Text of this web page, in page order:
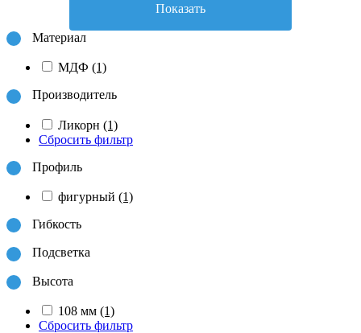
Показать
Материал
МДФ (1)
Производитель
Ликорн (1)
Сбросить фильтр
Профиль
фигурный (1)
Гибкость
Подсветка
Высота
108 мм (1)
Сбросить фильтр